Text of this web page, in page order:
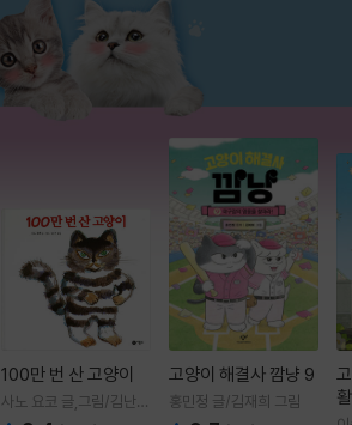
100만 번 산 고양이
사노 요코 글,그림/김난주
고양이 해결사 깜냥 9
홍민정 글/김재희 그림